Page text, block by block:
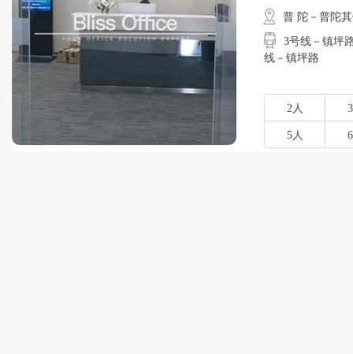
普 陀－普陀
3号线－镇坪路
线－镇坪路
2人
5人